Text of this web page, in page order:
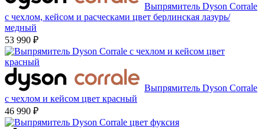
Выпрямитель Dyson Corrale
с чехлом, кейсом и расческами цвет берлинская лазурь/
медный
53 990 ₽
Выпрямитель Dyson Corrale
с чехлом и кейсом цвет красный
46 990 ₽